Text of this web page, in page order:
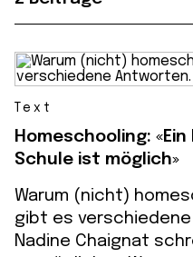
Text
Homeschooling:
Schule ist möglich»
Warum (nicht)
gibt es
Nadine Chaignat